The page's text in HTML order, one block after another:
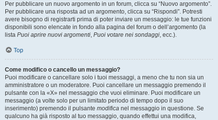
Per pubblicare un nuovo argomento in un forum, clicca su “Nuovo argomento”.
Per pubblicare una risposta ad un argomento, clicca su “Rispondi”. Potresti
avere bisogno di registrarti prima di poter inviare un messaggio: le tue funzioni
disponibili sono elencate in fondo alla pagina del forum o dell’argomento (la
lista Puoi aprire nuovi argomenti, Puoi votare nei sondaggi, ecc.).
Top
Come modifico o cancello un messaggio?
Puoi modificare o cancellare solo i tuoi messaggi, a meno che tu non sia un
amministratore o un moderatore. Puoi cancellare un messaggio premendo il
pulsante con la «X» nel messaggio che vuoi eliminare. Puoi modificare un
messaggio (a volte solo per un limitato periodo di tempo dopo il suo
inserimento) premendo il pulsante modifica nel messaggio in questione. Se
qualcuno ha già risposto al tuo messaggio, quando effettui una modifica,